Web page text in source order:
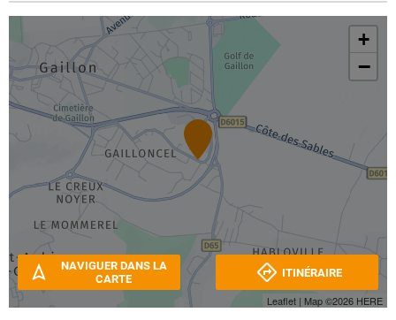
+
−
Leaflet | Map ©2026 HERE
NAVIGUER DANS LA
CARTE
ITINÉRAIRE